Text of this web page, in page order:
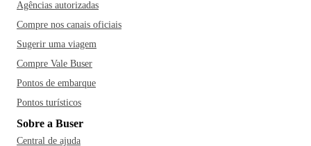
Agências autorizadas
Compre nos canais oficiais
Sugerir uma viagem
Compre Vale Buser
Pontos de embarque
Pontos turísticos
Sobre a Buser
Central de ajuda